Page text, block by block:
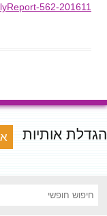
201611-monthlyReport-562
הגדלת אותיות א